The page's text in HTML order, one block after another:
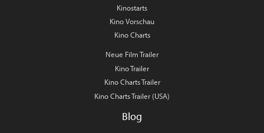
Kinostarts
Kino Vorschau
Kino Charts
Neue Film Trailer
Kino Trailer
Kino Charts Trailer
Kino Charts Trailer (USA)
Blog